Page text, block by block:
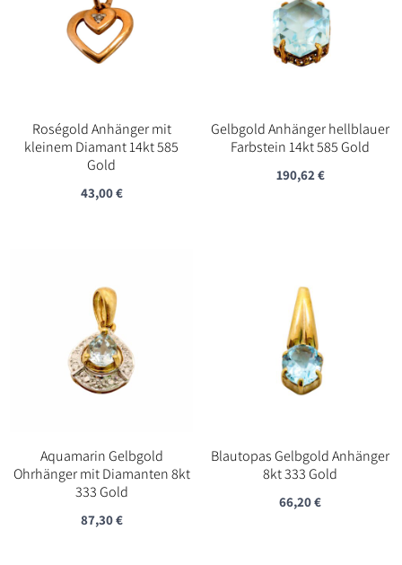
Roségold Anhänger mit
kleinem Diamant 14kt 585
Gold
43,00€
Gelbgold Anhänger hellblauer
Farbstein 14kt 585 Gold
190,62€
Aquamarin Gelbgold
Ohrhänger mit Diamanten 8kt
333 Gold
87,30€
Blautopas Gelbgold Anhänger
8kt 333 Gold
66,20€